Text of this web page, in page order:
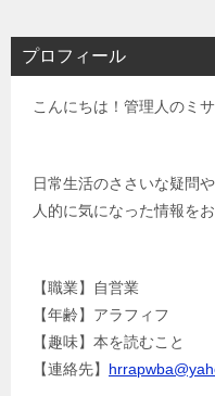
ビ
ゲ
プロフィール
こんにちは！管理人のミサ
日常生活のささいな疑問
人的に気になった情報を
【職業】自営業
【年齢】アラフィフ
【趣味】本を読むこと
【連絡先】